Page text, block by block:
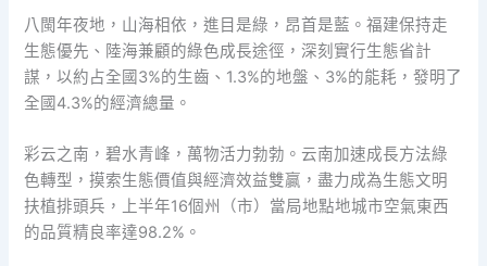
八閩年夜地，山海相依，進目是綠，昂首是藍。福建保持走
生態優先、陸海兼顧的綠色成長途徑，深刻實行生態省計
謀，以約占全國3%的生齒、1.3%的地盤、3%的能耗，發明了
全國4.3%的經濟總量。
彩云之南，碧水青峰，萬物活力勃勃。云南加速成長方法綠
色轉型，摸索生態價值與經濟效益雙贏，盡力成為生態文明
扶植排頭兵，上半年16個州（市）當局地點地城市空氣東西
的品質精良率達98.2%。